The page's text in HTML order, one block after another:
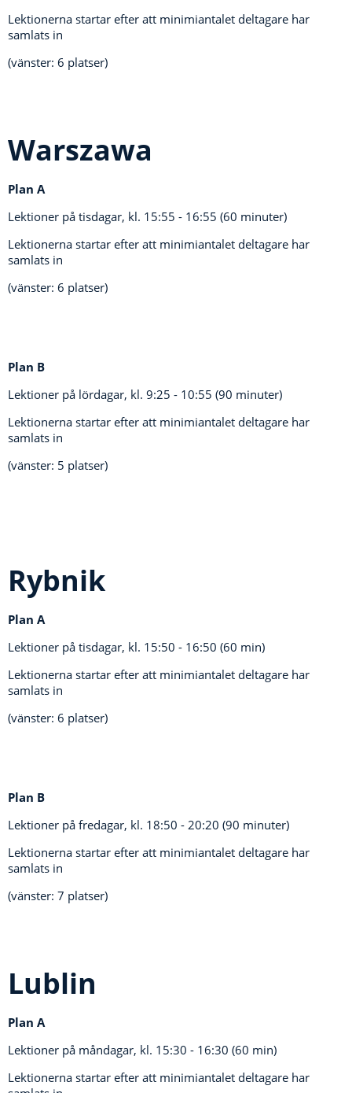
Lektionerna startar efter att minimiantalet deltagare har
samlats in
(vänster: 6 platser)
Warszawa
Plan A
Lektioner på tisdagar, kl. 15:55 - 16:55 (60 minuter)
Lektionerna startar efter att minimiantalet deltagare har
samlats in
(vänster: 6 platser)
Plan B
Lektioner på lördagar, kl. 9:25 - 10:55 (90 minuter)
Lektionerna startar efter att minimiantalet deltagare har
samlats in
(vänster: 5 platser)
Rybnik
Plan A
Lektioner på tisdagar, kl. 15:50 - 16:50 (60 min)
Lektionerna startar efter att minimiantalet deltagare har
samlats in
(vänster: 6 platser)
Plan B
Lektioner på fredagar, kl. 18:50 - 20:20 (90 minuter)
Lektionerna startar efter att minimiantalet deltagare har
samlats in
(vänster: 7 platser)
Lublin
Plan A
Lektioner på måndagar, kl. 15:30 - 16:30 (60 min)
Lektionerna startar efter att minimiantalet deltagare har